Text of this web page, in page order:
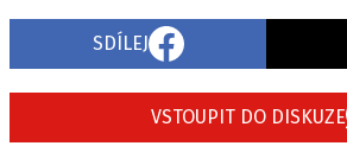
SDÍLEJ
VSTOUPIT DO DISKUZE